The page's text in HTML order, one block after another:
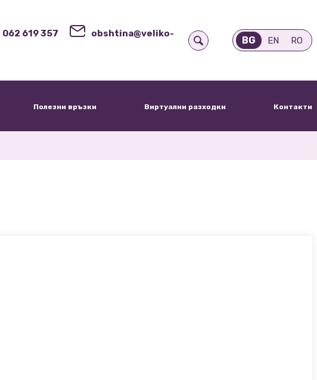
062 619 357
obshtina@veliko-
BG EN RO
Полезни връзки Виртуални разходки Контакти